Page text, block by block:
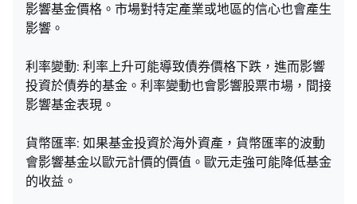
影響基金價格。市場對特定產業或地區的信心也會產生
影響。
利率變動: 利率上升可能導致債券價格下跌，進而影響
投資於債券的基金。利率變動也會影響股票市場，間接
影響基金表現。
貨幣匯率: 如果基金投資於海外資產，貨幣匯率的波動
會影響基金以歐元計價的價值。歐元走強可能降低基金
的收益。